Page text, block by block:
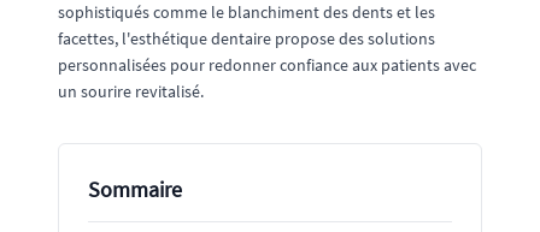
sophistiqués comme le blanchiment des dents et les
facettes, l'esthétique dentaire propose des solutions
personnalisées pour redonner confiance aux patients avec
un sourire revitalisé.
Sommaire